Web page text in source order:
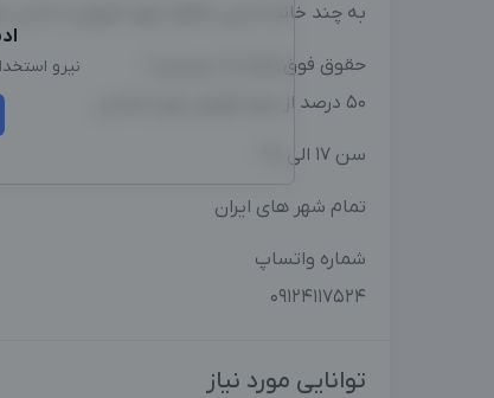
به چند خانم ادمین تلگرام جهت فروش ( لباس
حقوق فوق العاده ( درصدی )
۵۰ درصد از سود فروش برای شماس
سن ۱۷ الی ۳۰
تمام شهر های ایران
شماره واتساپ
۰۹۱۲۴۱۱۷۵۲۴
توانایی مورد نیاز
نیرو